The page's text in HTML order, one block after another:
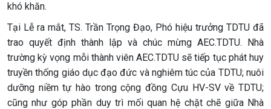
khó khăn.
Tại Lễ ra mắt, TS. Trần Trọng Đạo, Phó hiệu trưởng TDTU đã
trao quyết định thành lập và chúc mừng AEC.TDTU. Nhà
trường kỳ vọng mỗi thành viên AEC.TDTU sẽ tiếp tục phát huy
truyền thống giáo dục đạo đức và nghiêm túc của TDTU; nuôi
dưỡng niềm tự hào trong cộng đồng Cựu HV-SV về TDTU;
cũng như góp phần duy trì mối quan hệ chặt chẽ giữa Nhà